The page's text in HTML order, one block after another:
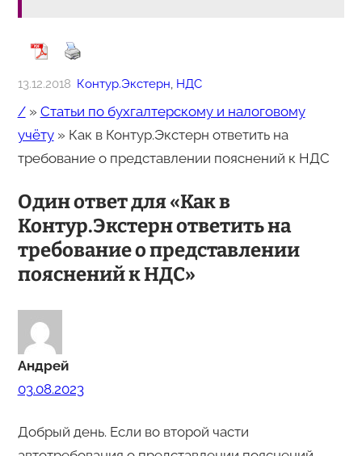
13.12.2018 Контур.Экстерн, НДС
/» Статьи по бухгалтерскому и налоговому
учёту» Как в Контур.Экстерн ответить на
требование о представлении пояснений к НДС
Один ответ для «Как в
Контур.Экстерн ответить на
требование о представлении
пояснений к НДС»
Андрей
03.08.2023
Добрый день. Если во второй части